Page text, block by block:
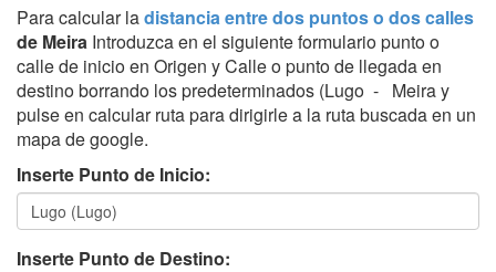
Para calcular ladistancia entre dos puntos o dos calles
de Meira Introduzca en el siguiente formulario punto o
calle de inicio en Origen y Calle o punto de llegada en
destino borrando los predeterminados (Lugo - Meira y
pulse en calcular ruta para dirigirle a la ruta buscada en un
mapa de google.
Inserte Punto de Inicio:
Inserte Punto de Destino: